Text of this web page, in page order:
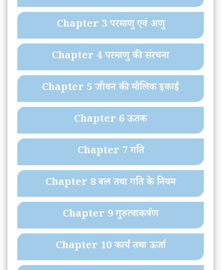
Chapter 3 परमाणु एवं अणु
Chapter 4 परमाणु की संरचना
Chapter 5 जीवन की मौलिक इकाई
Chapter 6 ऊतक
Chapter 7 गति
Chapter 8 बल तथा गति के नियम
Chapter 9 गुरुत्वाकर्षण
Chapter 10 कार्य तथा ऊर्जा